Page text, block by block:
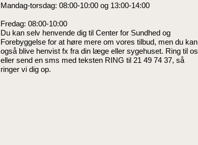
Mandag-torsdag: 08:00-10:00 og 13:00-14:00
Fredag: 08:00-10:00
Du kan selv henvende dig til Center for Sundhed og
Forebyggelse for at høre mere om vores tilbud, men du kan
også blive henvist fx fra din læge eller sygehuset. Ring til os
eller send en sms med teksten RING til 21 49 74 37, så
ringer vi dig op.